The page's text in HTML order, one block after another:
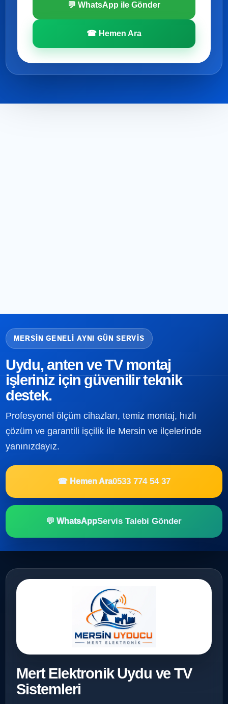
💬 WhatsApp ile Gönder
☎ Hemen Ara
MERSIN GENELI AYNI GÜN SERVIS
Uydu, anten ve TV montaj
işleriniz için güvenilir teknik
destek.
Profesyonel ölçüm cihazları, temiz montaj, hızlı
çözüm ve garantili işçilik ile Mersin ve ilçelerinde
yanınızdayız.
☎ Hemen Ara0533 774 54 37
💬 WhatsAppServis Talebi Gönder
Mert Elektronik Uydu ve TV
Sistemleri